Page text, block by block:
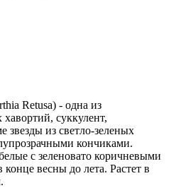
Retusa) - одна из
суккулент,
звезды из светло-зеленых
кончиками.
с зеленовато коричневыми
весны до лета. Растет в